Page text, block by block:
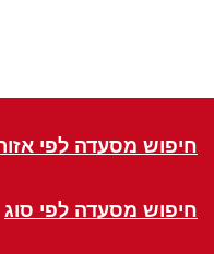
חיפוש מסעדה לפי
חיפוש מסעדה לפי סוג